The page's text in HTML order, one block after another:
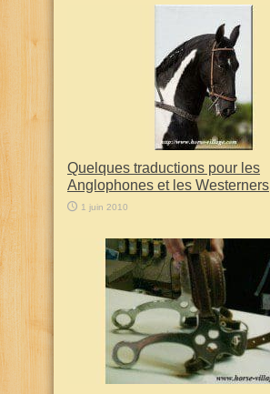
Quelques traductions pour les
Anglophones et les Westerners
1 juin 2010